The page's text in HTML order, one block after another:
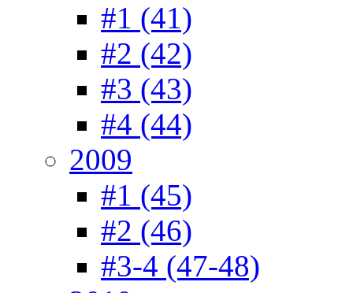
#1 (41)
#2 (42)
#3 (43)
#4 (44)
2009
#1 (45)
#2 (46)
#3-4 (47-48)